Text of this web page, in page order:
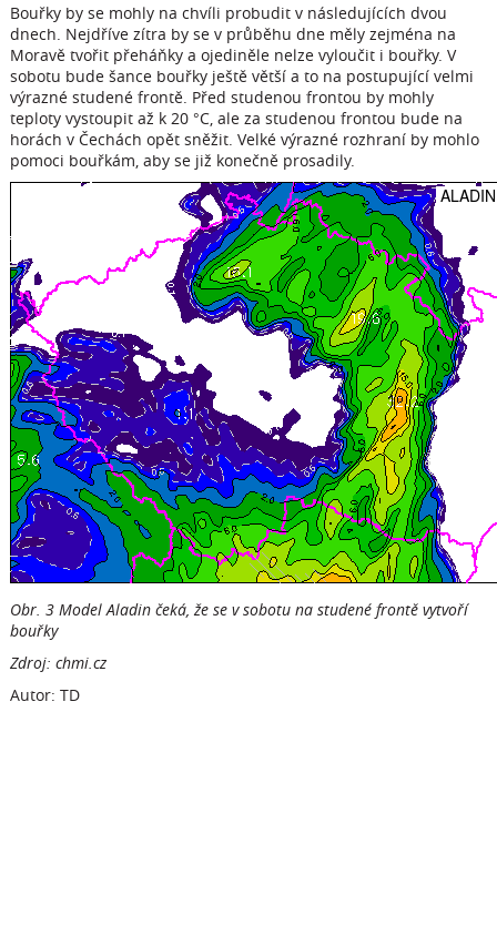
Bouřky by se mohly na chvíli probudit v následujících dvou
dnech. Nejdříve zítra by se v průběhu dne měly zejména na
Moravě tvořit přeháňky a ojediněle nelze vyloučit i bouřky. V
sobotu bude šance bouřky ještě větší a to na postupující velmi
výrazné studené frontě. Před studenou frontou by mohly
teploty vystoupit až k 20 °C, ale za studenou frontou bude na
horách v Čechách opět sněžit. Velké výrazné rozhraní by mohlo
pomoci bouřkám, aby se již konečně prosadily.
Obr. 3 Model Aladin čeká, že se v sobotu na studené frontě vytvoří
bouřky
Zdroj: chmi.cz
Autor: TD